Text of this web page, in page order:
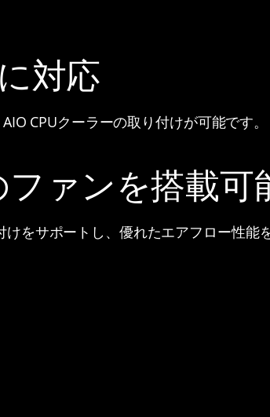
対応
CPUクーラーの取り付けが可能です。
ァンを搭載可
をサポートし、優れたエアフロー性能